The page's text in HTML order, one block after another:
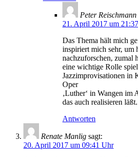
Peter Reischmann
21. April 2017 um
Das Thema hält mich
inspiriert mich sehr, um
nachzuforschen, zumal
eine wichtige Rolle
Jazzimprovisationen in
Oper
‚Luther‘ in Wangen im
das auch realisieren läßt.
Antworten
Renate Manlig sagt:
20. April 2017 um 09:41 Uhr